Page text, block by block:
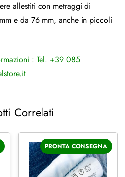
allestiti con metraggi di
e da 76 mm, anche in piccoli
: Tel. +39 085
Correlati
PRONTA CONSEGNA